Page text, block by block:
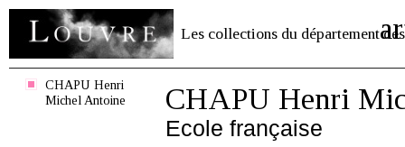
Les collections du département des
CHAPU Henri
Michel Antoine
CHAPU Henri
Ecole française